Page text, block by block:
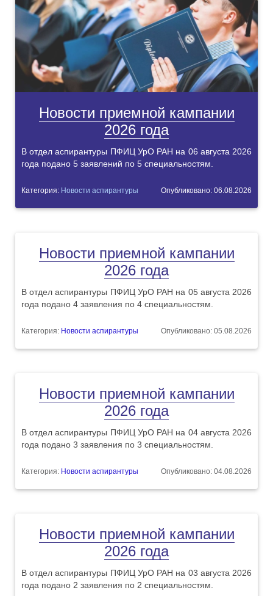
Новости приемной кампании
2026 года
В отдел аспирантуры ПФИЦ УрО РАН на 06 августа 2026
года подано 5 заявлений по 5 специальностям.
Категория: Новости аспирантуры Опубликовано: 06.08.2026
Новости приемной кампании
2026 года
В отдел аспирантуры ПФИЦ УрО РАН на 05 августа 2026
года подано 4 заявления по 4 специальностям.
Категория: Новости аспирантуры Опубликовано: 05.08.2026
Новости приемной кампании
2026 года
В отдел аспирантуры ПФИЦ УрО РАН на 04 августа 2026
года подано 3 заявления по 3 специальностям.
Категория: Новости аспирантуры Опубликовано: 04.08.2026
Новости приемной кампании
2026 года
В отдел аспирантуры ПФИЦ УрО РАН на 03 августа 2026
года подано 2 заявления по 2 специальностям.